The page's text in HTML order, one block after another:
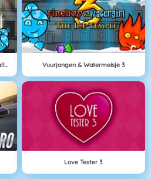
Vuurjongen & Watermeisje 4: Kristallen Tempel Vuurjongen & Watermeisje 3
Love Tester 3